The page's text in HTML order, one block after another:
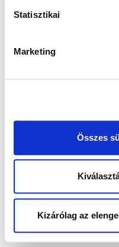
Statisztikai
Marketing
Összes
Kizárólag az